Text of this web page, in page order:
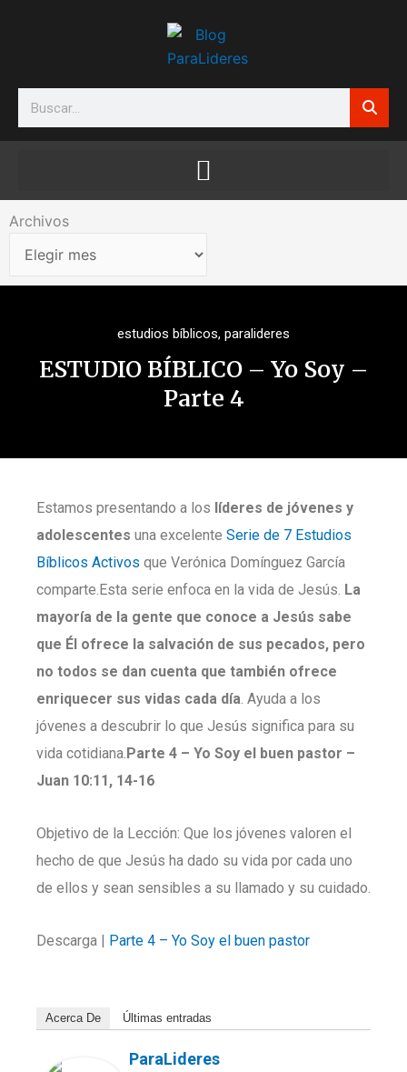
Search
Archivos
Archivos
estudios bíblicos, paralideres
ESTUDIO BÍBLICO – Yo Soy –
Parte 4
Estamos presentando a los líderes de jóvenes y
adolescentes una excelente Serie de 7 Estudios
Bíblicos Activos que Verónica Domínguez García
comparte.Esta serie enfoca en la vida de Jesús. La
mayoría de la gente que conoce a Jesús sabe
que Él ofrece la salvación de sus pecados, pero
no todos se dan cuenta que también ofrece
enriquecer sus vidas cada día. Ayuda a los
jóvenes a descubrir lo que Jesús significa para su
vida cotidiana.Parte 4 – Yo Soy el buen pastor –
Juan 10:11, 14-16
Objetivo de la Lección: Que los jóvenes valoren el
hecho de que Jesús ha dado su vida por cada uno
de ellos y sean sensibles a su llamado y su cuidado.
Descarga | Parte 4 – Yo Soy el buen pastor
Acerca De Últimas entradas
ParaLideres